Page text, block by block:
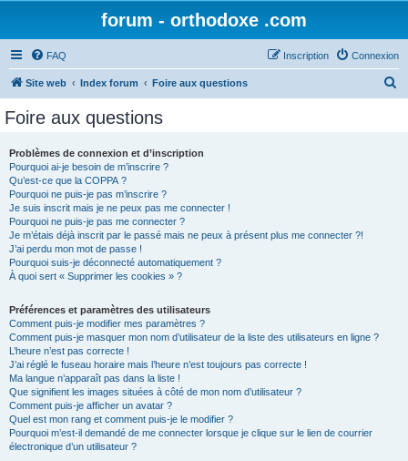
forum - orthodoxe .com
FAQ Connexion
Inscription
Site web Index forum Foire aux questions
Foire aux questions
Problèmes de connexion et d’inscription
Pourquoi ai-je besoin de m’inscrire ?
Qu’est-ce que la COPPA ?
Pourquoi ne puis-je pas m’inscrire ?
Je suis inscrit mais je ne peux pas me connecter !
Pourquoi ne puis-je pas me connecter ?
Je m’étais déjà inscrit par le passé mais ne peux à présent plus me connecter ?!
J’ai perdu mon mot de passe !
Pourquoi suis-je déconnecté automatiquement ?
À quoi sert « Supprimer les cookies » ?
Préférences et paramètres des utilisateurs
Comment puis-je modifier mes paramètres ?
Comment puis-je masquer mon nom d’utilisateur de la liste des utilisateurs en ligne ?
L’heure n’est pas correcte !
J’ai réglé le fuseau horaire mais l’heure n’est toujours pas correcte !
Ma langue n’apparaît pas dans la liste !
Que signifient les images situées à côté de mon nom d’utilisateur ?
Comment puis-je afficher un avatar ?
Quel est mon rang et comment puis-je le modifier ?
Pourquoi m’est-il demandé de me connecter lorsque je clique sur le lien de courrier
électronique d’un utilisateur ?